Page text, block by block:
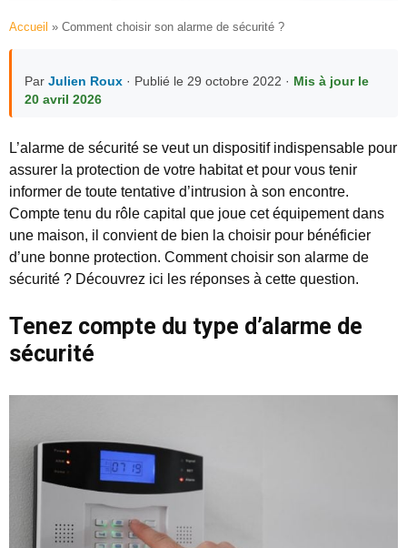
Accueil » Comment choisir son alarme de sécurité ?
Par Julien Roux · Publié le 29 octobre 2022 · Mis à jour le
20 avril 2026
L’alarme de sécurité se veut un dispositif indispensable pour
assurer la protection de votre habitat et pour vous tenir
informer de toute tentative d’intrusion à son encontre.
Compte tenu du rôle capital que joue cet équipement dans
une maison, il convient de bien la choisir pour bénéficier
d’une bonne protection. Comment choisir son alarme de
sécurité ? Découvrez ici les réponses à cette question.
Tenez compte du type d’alarme de
sécurité